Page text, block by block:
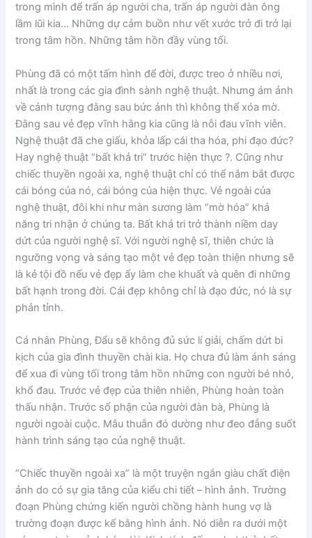
trong mình để trấn áp người cha, trấn áp người đàn ông
lầm lũi kia… Những dự cảm buồn như vết xước trở đi trở lại
trong tâm hồn. Những tâm hồn đầy vùng tối.
Phùng đã có một tấm hình để đời, được treo ở nhiều nơi,
nhất là trong các gia đình sành nghệ thuật. Nhưng ám ảnh
về cảnh tượng đằng sau bức ảnh thì không thể xóa mờ.
Đằng sau vẻ đẹp vĩnh hằng kia cũng là nỗi đau vĩnh viễn.
Nghệ thuật đã che giấu, khỏa lấp cái tha hóa, phi đạo đức?
Hay nghệ thuật “bất khả tri” trước hiện thực ?. Cũng như
chiếc thuyền ngoài xa, nghệ thuật chỉ có thể nắm bắt được
cái bóng của nó, cái bóng của hiện thực. Vẻ ngoài của
nghệ thuật, đôi khi như màn sương làm “mờ hóa” khả
năng tri nhận ở chúng ta. Bất khả tri trở thành niềm day
dứt của người nghệ sĩ. Với người nghệ sĩ, thiên chức là
ngưỡng vọng và sáng tạo một vẻ đẹp toàn thiện nhưng sẽ
là kẻ tội đồ nếu vẻ đẹp ấy làm che khuất và quên đi những
bất hạnh trong đời. Cái đẹp không chỉ là đạo đức, nó là sự
phản tỉnh.
Cá nhân Phùng, Đẩu sẽ không đủ sức lí giải, chấm dứt bi
kịch của gia đình thuyền chài kia. Họ chưa đủ làm ánh sáng
để xua đi vùng tối trong tâm hồn những con người bé nhỏ,
khổ đau. Trước vẻ đẹp của thiên nhiên, Phùng hoàn toàn
thấu nhận. Trước số phận của người đàn bà, Phùng là
người ngoài cuộc. Mâu thuẫn đó dường như đeo đẳng suốt
hành trình sáng tạo của nghệ thuật.
“Chiếc thuyền ngoài xa” là một truyện ngắn giàu chất điện
ảnh do có sự gia tăng của kiểu chi tiết – hình ảnh. Trường
đoạn Phùng chứng kiến người chồng hành hung vợ là
trường đoạn được kể bằng hình ảnh. Nó diễn ra dưới một